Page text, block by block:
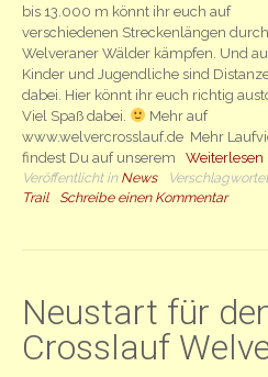
bis 13.000 m könnt ihr euch auf
verschiedenen Streckenlängen
Welveraner Wälder kämpfen. Und
Kinder und Jugendliche sind
dabei. Hier könnt ihr euch richtig
Viel Spaß dabei.
Mehr auf
www.welvercrosslauf.de Mehr
findest Du auf unseremWeiterlesen
Veröffentlicht in News
Trail
Schreibe einen Kommentar
Neustart für
Crosslauf